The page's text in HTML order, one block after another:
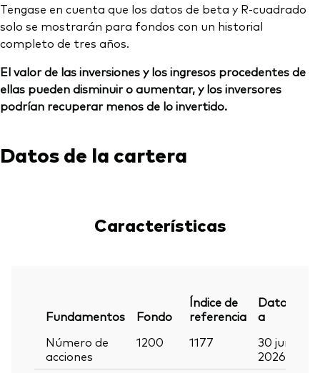
Tengase en cuenta que los datos de beta y R-cuadrado
solo se mostrarán para fondos con un historial
completo de tres años.
El valor de las inversiones y los ingresos procedentes de
ellas pueden disminuir o aumentar, y los inversores
podrían recuperar menos de lo invertido.
Datos de la cartera
Características
Fundamentos Fondo
Índice de
referencia
Datos
a
Número de
acciones
1200 1177
30 jun
2026